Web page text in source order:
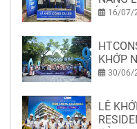
CHỨNG
16/07/
KHỚP
30/06/
LỄ